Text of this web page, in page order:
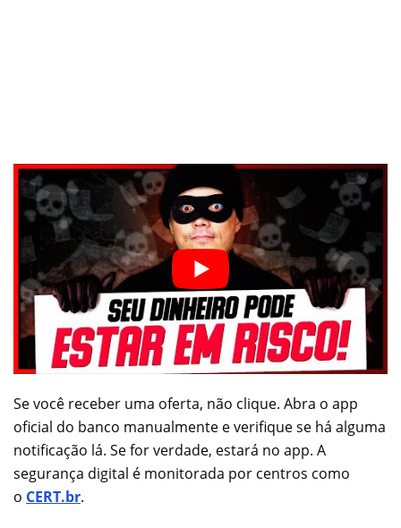
Se você receber uma oferta, não clique. Abra o app
oficial do banco manualmente e verifique se há alguma
notificação lá. Se for verdade, estará no app. A
segurança digital é monitorada por centros como
o CERT.br.